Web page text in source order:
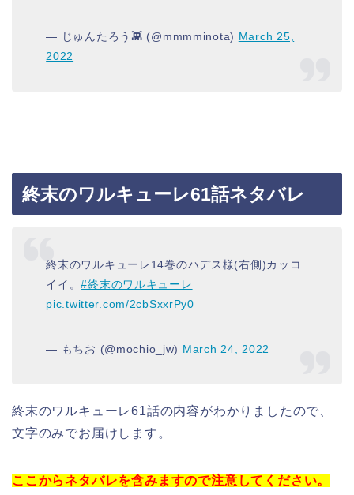
— じゅんたろう👾 (@mmmminota) March 25,
2022
終末のワルキューレ61話ネタバレ
終末のワルキューレ14巻のハデス様(右側)カッコ
イイ。#終末のワルキューレ
pic.twitter.com/2cbSxxrPy0
— もちお (@mochio_jw) March 24, 2022
終末のワルキューレ61話の内容がわかりましたので、
文字のみでお届けします。
ここからネタバレを含みますので注意してください。